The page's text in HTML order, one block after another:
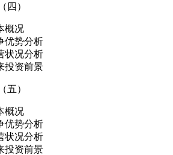
）
况
势分析
况分析
资前景
）
况
势分析
况分析
资前景